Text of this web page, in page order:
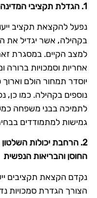
1. הגדלת תקציבי המדינה לטיפול ושיקום בקהילה
נפעל להקצאת תקציב
בקהילה, אשר יגדיל את
למצב הקיים. במסגרת
אחריות וסמכויות ברורה
יוסדר תמחור הולם וארוך
נוספים בקהילה. כמו כן,
לתמיכה בבני משפחה
גמישות למתמודדים
2. הרחבת יכולות
החוסן והבריאות הנפשית
נקדם הקצאת תקציבים
הצורך הגדרת סמכויות